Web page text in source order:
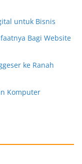
untuk Bisnis
Bagi Website
ke Ranah
Komputer